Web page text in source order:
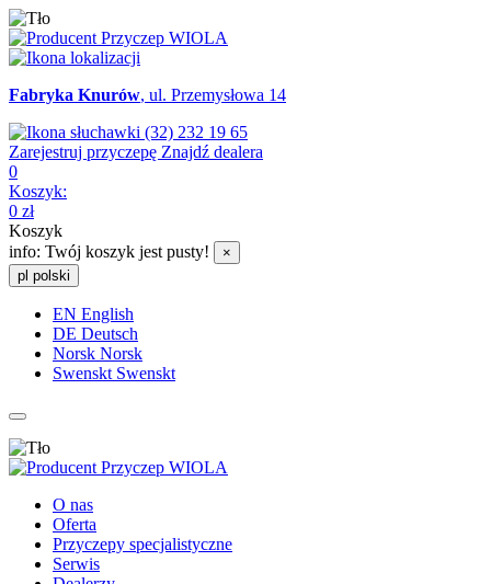
Fabryka Knurów, ul. Przemysłowa 14
(32) 232 19 65
Zarejestruj przyczepę Znajdź dealera
0
Koszyk:
0 zł
Koszyk
info: Twój koszyk jest pusty!
×
pl polski
EN English
DE Deutsch
Norsk Norsk
Swenskt Swenskt
O nas
Oferta
Przyczepy specjalistyczne
Serwis